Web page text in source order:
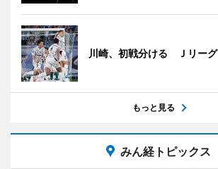
川崎、初戦分ける Ｊリーグ
もっと見る
みん経トピックス